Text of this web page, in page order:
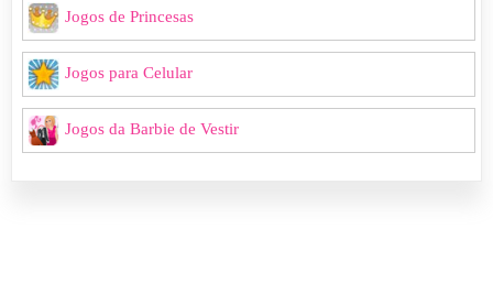
Jogos de Princesas
Jogos para Celular
Jogos da Barbie de Vestir